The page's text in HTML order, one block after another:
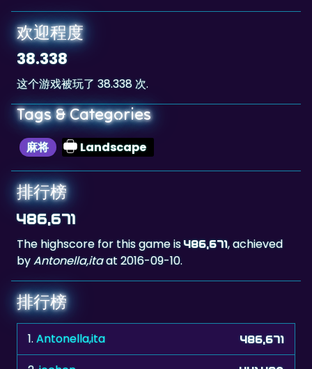
欢迎程度
38.338
这个游戏被玩了 38.338 次.
Tags & Categories
麻将 Landscape
排行榜
486,671
The highscore for this game is486,671, achieved
byAntonella,itaat 2016-09-10.
排行榜
1.Antonella,ita 486,671